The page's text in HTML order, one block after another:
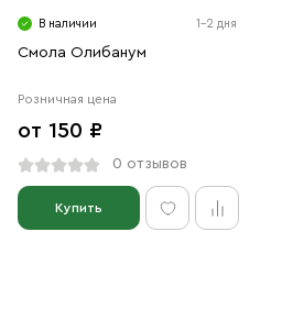
В наличии 1-2 дня
Смола Олибанум
Розничная цена
от 150 ₽
0 отзывов
Купить